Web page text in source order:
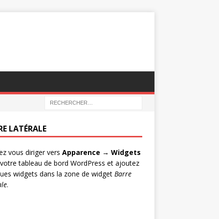
LATÉRALE
vous diriger vers Apparence → Widgets
tableau de bord WordPress et ajoutez
widgets dans la zone de widget Barre
.